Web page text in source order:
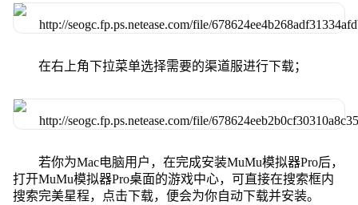
在右上角下拉菜单选择需要的渠道服进行下载；
若你为Mac电脑用户，在完成安装MuMu模拟器Pro后，
打开MuMu模拟器Pro桌面的游戏中心，可直接在搜索框内
搜索完美星程，点击下载，便会为你自动下载并安装。